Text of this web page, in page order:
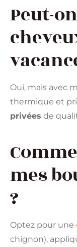
Peut-
Oui, mais avec
thermique et
privées de
mes
?
Optez pour une
chignon),